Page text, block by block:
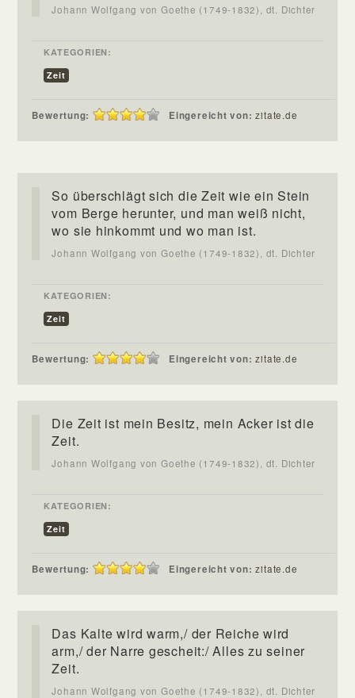
Johann Wolfgang von Goethe (1749-1832), dt. Dichter
KATEGORIEN:
Zeit
Bewertung: Eingereicht von:zitate.de
So überschlägt sich die Zeit wie ein Stein
vom Berge herunter, und man weiß nicht,
wo sie hinkommt und wo man ist.
Johann Wolfgang von Goethe (1749-1832), dt. Dichter
KATEGORIEN:
Zeit
Bewertung: Eingereicht von:zitate.de
Die Zeit ist mein Besitz, mein Acker ist die
Zeit.
Johann Wolfgang von Goethe (1749-1832), dt. Dichter
KATEGORIEN:
Zeit
Bewertung: Eingereicht von:zitate.de
Das Kalte wird warm,/ der Reiche wird
arm,/ der Narre gescheit:/ Alles zu seiner
Zeit.
Johann Wolfgang von Goethe (1749-1832), dt. Dichter